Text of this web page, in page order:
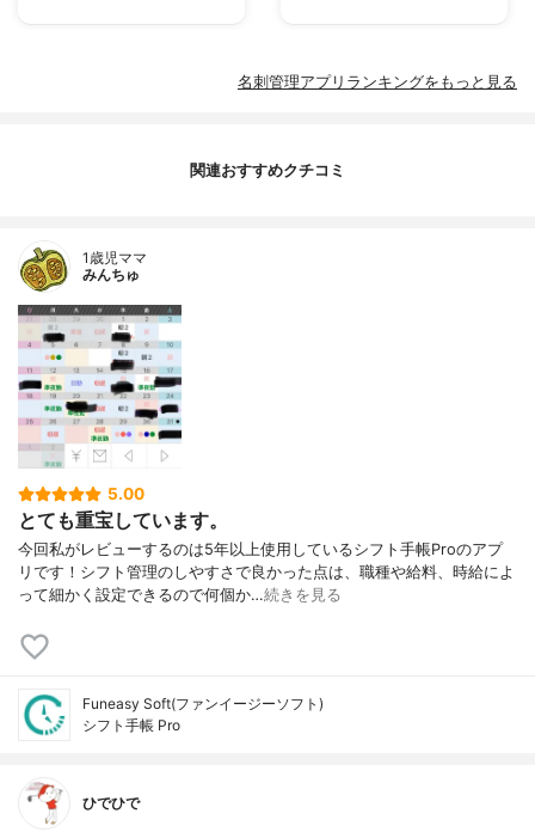
名刺管理アプリランキングをもっと見る
関連おすすめクチコミ
1歳児ママ
みんちゅ
5.00
とても重宝しています。
今回私がレビューするのは5年以上使用しているシフト手帳Proのアプ
リです！シフト管理のしやすさで良かった点は、職種や給料、時給によ
って細かく設定できるので何個か…続きを見る
Funeasy Soft(ファンイージーソフト)
シフト手帳 Pro
ひでひで